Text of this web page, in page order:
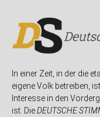
In einer Zeit, in der die
eigene Volk betreiben,
Interesse in den
ist. DieDEUTSCHE